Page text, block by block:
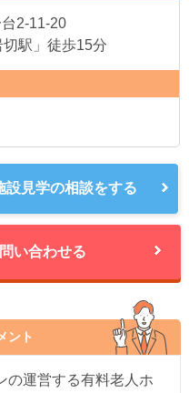
2-11-20
切駅」徒歩15分
設見学の相談をする
い合わせる
ント
の運営する有料老人ホ